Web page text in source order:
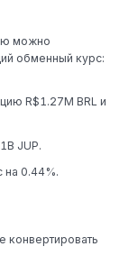
можно
обменный курс:
R$1.27M BRL и
JUP.
на 0.44%.
конвертировать